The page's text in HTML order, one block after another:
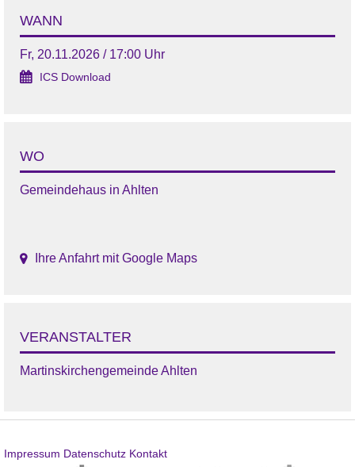
WANN
Fr, 20.11.2026 / 17:00 Uhr
ICS Download
WO
Gemeindehaus in Ahlten
Ihre Anfahrt mit Google Maps
VERANSTALTER
Martinskirchengemeinde Ahlten
Impressum Datenschutz Kontakt